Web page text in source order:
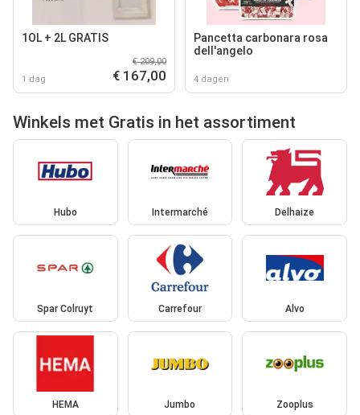
1OL + 2L GRATIS
1 dag
€ 209,00
€ 167,00
Pancetta carbonara rosa
dell'angelo
4 dagen
Winkels met Gratis in het assortiment
Hubo Intermarché Delhaize
Spar Colruyt Carrefour Alvo
HEMA Jumbo Zooplus